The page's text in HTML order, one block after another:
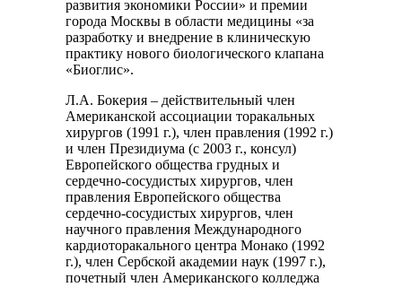
развития экономики России» и премии
города Москвы в области медицины «за
разработку и внедрение в клиническую
практику нового биологического клапана
«Биоглис».
Л.А. Бокерия – действительный член
Американской ассоциации торакальных
хирургов (1991 г.), член правления (1992 г.)
и член Президиума (с 2003 г., консул)
Европейского общества грудных и
сердечно-сосудистых хирургов, член
правления Европейского общества
сердечно-сосудистых хирургов, член
научного правления Международного
кардиоторакального центра Монако (1992
г.), член Сербской академии наук (1997 г.),
почетный член Американского колледжа